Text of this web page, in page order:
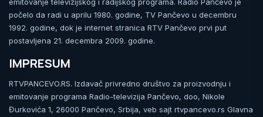
emitovanje televizijskog i radijskog programa. Radio Pančevo je
počelo da radi u aprilu 1980. godine, TV Pančevo u decembru
1992. godine, dok je internet stranica RTV Pančevo prvi put
postavljena 21. decembra 2009. godine.
IMPRESUM
RTVPANCEVO.RS. Izdavač privredno društvo za proizvodnju i
emitovanje programa Radio-televizija Pančevo, doo, Nikole
Đurkovića 1, 26000 Pančevo, Srbija, veb sajt rtvpancevo.rs Glavna